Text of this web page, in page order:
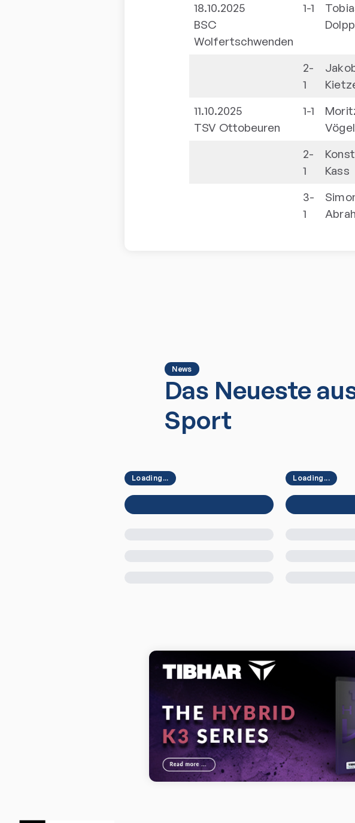
18.10.2025
BSC
Wolfertschwenden
1-1
Dolpp
2-
1
11.10.2025
TSV Ottobeuren
1-1
2-
1
Kass
3-
1
News
Das Neueste
Sport
Loading... Loading...